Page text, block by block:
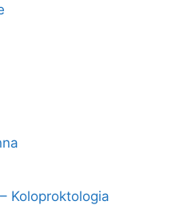
Koloproktologia